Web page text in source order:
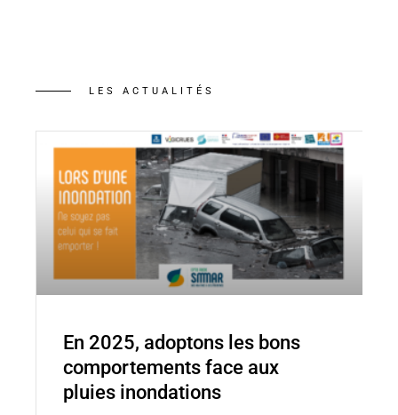
LES ACTUALITÉS
En 2025, adoptons les bons
comportements face aux
pluies inondations